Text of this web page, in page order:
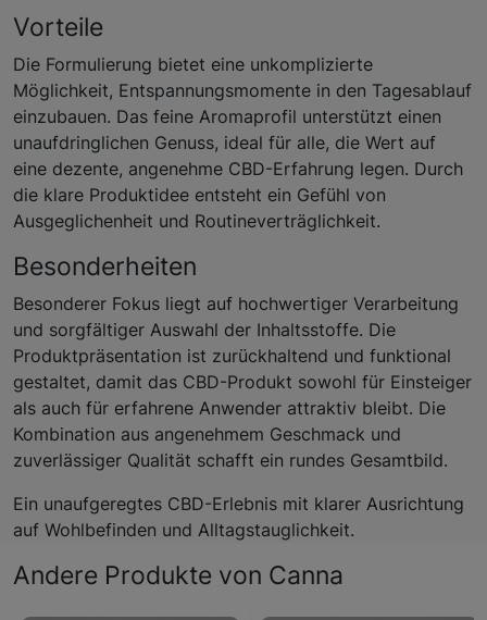
Vorteile
Die Formulierung bietet eine unkomplizierte
Möglichkeit, Entspannungsmomente in den Tagesablauf
einzubauen. Das feine Aromaprofil unterstützt einen
unaufdringlichen Genuss, ideal für alle, die Wert auf
eine dezente, angenehme CBD-Erfahrung legen. Durch
die klare Produktidee entsteht ein Gefühl von
Ausgeglichenheit und Routineverträglichkeit.
Besonderheiten
Besonderer Fokus liegt auf hochwertiger Verarbeitung
und sorgfältiger Auswahl der Inhaltsstoffe. Die
Produktpräsentation ist zurückhaltend und funktional
gestaltet, damit das CBD-Produkt sowohl für Einsteiger
als auch für erfahrene Anwender attraktiv bleibt. Die
Kombination aus angenehmem Geschmack und
zuverlässiger Qualität schafft ein rundes Gesamtbild.
Ein unaufgeregtes CBD-Erlebnis mit klarer Ausrichtung
auf Wohlbefinden und Alltagstauglichkeit.
Andere Produkte von Canna